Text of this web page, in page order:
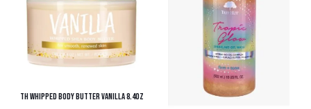
TH WHIPPED BODY BUTTER VANILLA 8.4OZ